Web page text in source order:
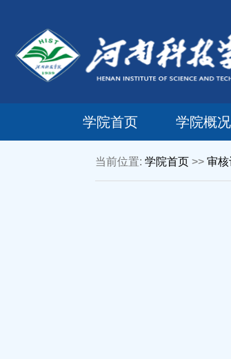
学院首页 学院概况
当前位置: 学院首页>> 审核